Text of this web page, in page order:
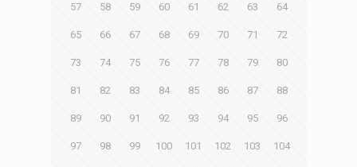
57 58 59 60 61 62 63 64
65 66 67 68 69 70 71 72
73 74 75 76 77 78 79 80
81 82 83 84 85 86 87 88
89 90 91 92 93 94 95 96
97 98 99 100 101 102 103 104